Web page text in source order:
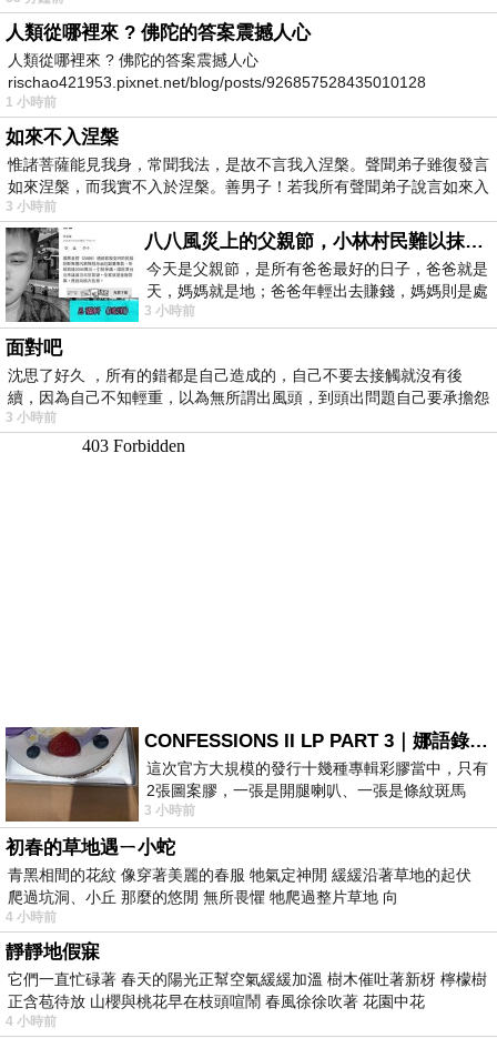
人類從哪裡來 ? 佛陀的答案震撼人心
人類從哪裡來 ? 佛陀的答案震撼人心
rischao421953.pixnet.net/blog/posts/926857528435010128
1 小時前
如來不入涅槃
惟諸菩薩能見我身，常聞我法，是故不言我入涅槃。聲聞弟子雖復發言
如來涅槃，而我實不入於涅槃。善男子！若我所有聲聞弟子說言如來入
3 小時前
八八風災上的父親節，小林村民難以抹滅的痛
今天是父親節，是所有爸爸最好的日子，爸爸就是
天，媽媽就是地；爸爸年輕出去賺錢，媽媽則是處
理家務，職業不分高低貴賤，只有人品才
3 小時前
面對吧
沈思了好久 ，所有的錯都是自己造成的，自己不要去接觸就沒有後
續，因為自己不知輕重，以為無所謂出風頭，到頭出問題自己要承擔怨
不
3 小時前
CONFESSIONS II LP PART 3｜娜語錄II LP PART 3
這次官方大規模的發行十幾種專輯彩膠當中，只有
2張圖案膠，一張是開腿喇叭、一張是條紋斑馬
版；目前官網上只剩澳洲商店AU STORE
3 小時前
初春的草地遇ㄧ小蛇
青黑相間的花紋 像穿著美麗的春服 牠氣定神閒 緩緩沿著草地的起伏
爬過坑洞、小丘 那麼的悠閒 無所畏懼 牠爬過整片草地 向
4 小時前
靜靜地假寐
它們一直忙碌著 春天的陽光正幫空氣緩緩加溫 樹木催吐著新枒 檸檬樹
正含苞待放 山櫻與桃花早在枝頭喧鬧 春風徐徐吹著 花園中花
4 小時前